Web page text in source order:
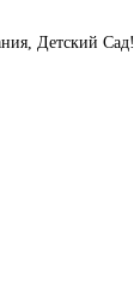
Детский Сад!